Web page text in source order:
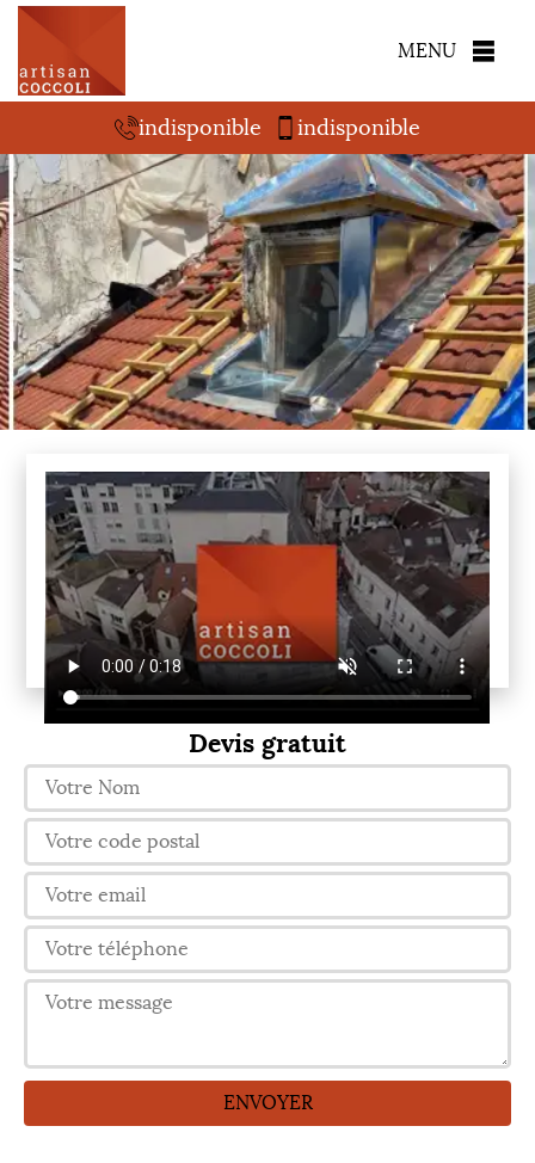
MENU
indisponible indisponible
Devis gratuit